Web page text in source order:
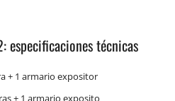
especificaciones técnicas
+ 1 armario expositor
+ 1 armario exposito